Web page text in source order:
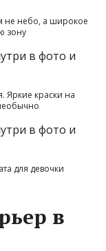
не небо, а широкое
зону
Яркие краски на
для девочки
в